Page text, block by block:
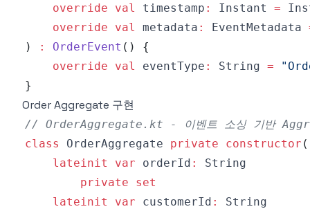
override
val timestamp : Instant =
override
val metadata : EventMetadata
)
: OrderEvent ( )
{
override
val eventType : String =
}
Order Aggregate 구현
// OrderAggregate.kt - 이벤트 소싱 기반
class
OrderAggregate private constructor (
lateinit
var orderId :
private
set
lateinit
var customerId :